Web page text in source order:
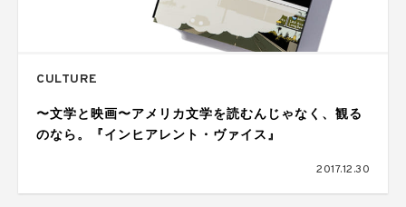
CULTURE
〜文学と映画〜アメリカ文学を読むんじゃなく、観る
のなら。『インヒアレント・ヴァイス』
2017.12.30